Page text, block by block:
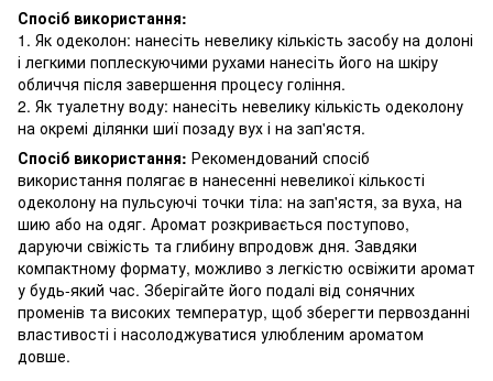
Спосіб використання:
1. Як одеколон: нанесіть невелику кількість засобу на долоні
і легкими поплескуючими рухами нанесіть його на шкіру
обличчя після завершення процесу гоління.
2. Як туалетну воду: нанесіть невелику кількість одеколону
на окремі ділянки шиї позаду вух і на зап'ястя.
Спосіб використання: Рекомендований спосіб
використання полягає в нанесенні невеликої кількості
одеколону на пульсуючі точки тіла: на зап'ястя, за вуха, на
шию або на одяг. Аромат розкривається поступово,
даруючи свіжість та глибину впродовж дня. Завдяки
компактному формату, можливо з легкістю освіжити аромат
у будь-який час. Зберігайте його подалі від сонячних
променів та високих температур, щоб зберегти первозданні
властивості і насолоджуватися улюбленим ароматом
довше.